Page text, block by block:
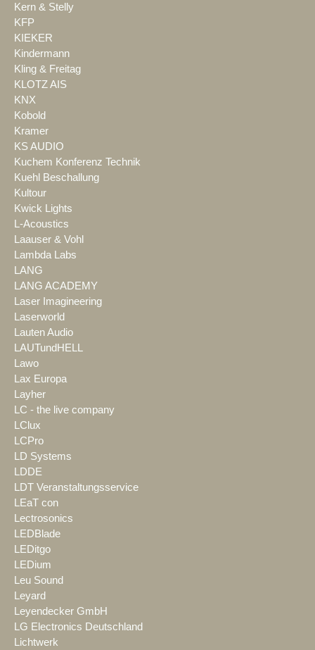
Kern & Stelly
KFP
KIEKER
Kindermann
Kling & Freitag
KLOTZ AIS
KNX
Kobold
Kramer
KS AUDIO
Kuchem Konferenz Technik
Kuehl Beschallung
Kultour
Kwick Lights
L-Acoustics
Laauser & Vohl
Lambda Labs
LANG
LANG ACADEMY
Laser Imagineering
Laserworld
Lauten Audio
LAUTundHELL
Lawo
Lax Europa
Layher
LC - the live company
LClux
LCPro
LD Systems
LDDE
LDT Veranstaltungsservice
LEaT con
Lectrosonics
LEDBlade
LEDitgo
LEDium
Leu Sound
Leyard
Leyendecker GmbH
LG Electronics Deutschland
Lichtwerk